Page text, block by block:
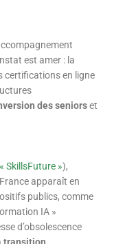
est amer : la
certifications en ligne
des seniorset
SkillsFuture »),
apparaît en
publics, comme
IA »
d’obsolescence